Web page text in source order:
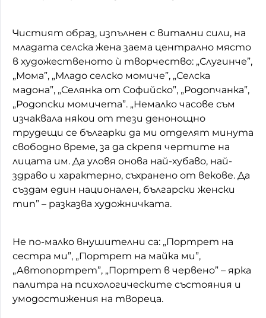
Чистият образ, изпълнен с витални сили, на
младата селска жена заема централно място
в художественото ѝ творчество: „Слугинче”,
„Мома”, „Младо селско момиче”, „Селска
мадона”, „Селянка от Софийско”, „Родопчанка”,
„Родопски момичета”. „Немалко часове съм
изчаквала някои от тези денонощно
трудещи се българки да ми отделят минута
свободно време, за да скрепя чертите на
лицата им. Да уловя онова най-хубаво, най-
здраво и характерно, съхранено от векове. Да
създам един национален, български женски
тип” – разказва художничката.
Не по-малко внушителни са: „Портрет на
сестра ми”, „Портрет на майка ми”,
„Автопортрет”, „Портрет в червено” – ярка
палитра на психологическите състояния и
умодостижения на твореца.